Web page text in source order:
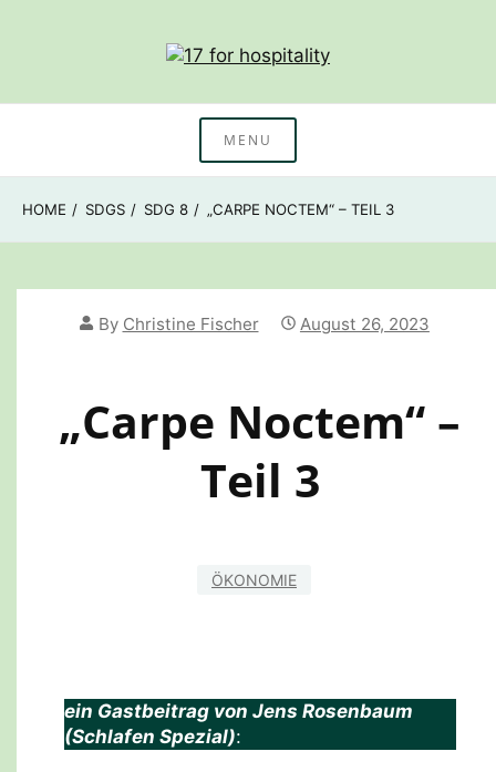
17 for hospitality
MENU
HOME SDGS SDG 8 „CARPE NOCTEM“ – TEIL 3
By Christine Fischer August 26, 2023
„Carpe Noctem“ –
Teil 3
ÖKONOMIE
ein Gastbeitrag von Jens Rosenbaum
(Schlafen Spezial):